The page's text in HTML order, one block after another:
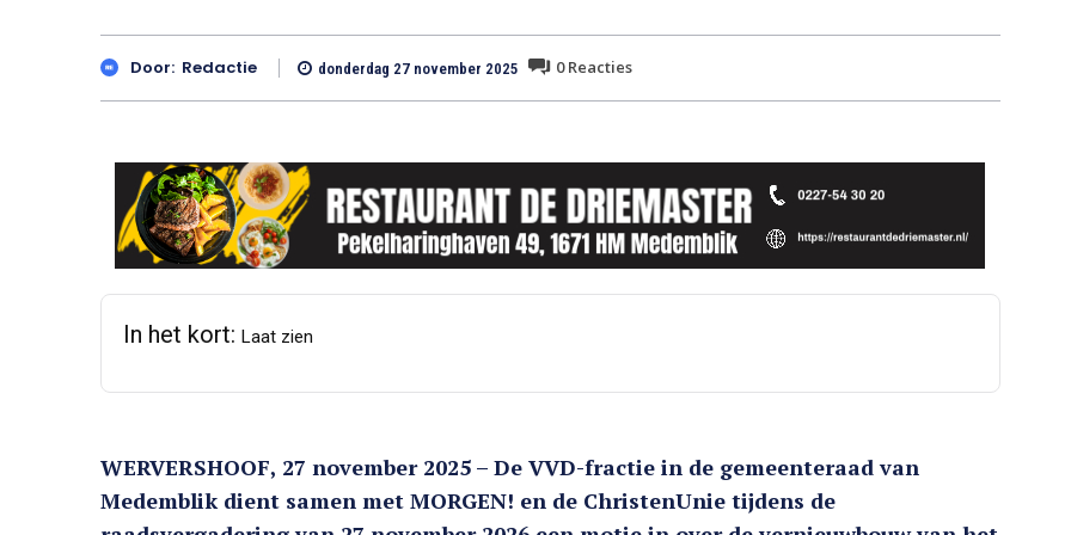
Door: Redactie donderdag 27 november 2025 0Reacties
In het kort: Laat zien
WERVERSHOOF, 27 november 2025 – De VVD-fractie in de gemeenteraad van
Medemblik dient samen met MORGEN! en de ChristenUnie tijdens de